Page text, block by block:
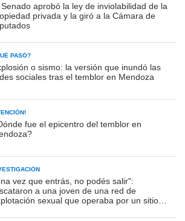
Senado aprobó la ley de inviolabilidad de la
privada y la giró a la Cámara de
PASÓ?
o sismo: la versión que inundó las
sociales tras el temblor en Mendoza
fue el epicentro del temblor en
vez que entrás, no podés salir":
a una joven de una red de
sexual que operaba por un sitio